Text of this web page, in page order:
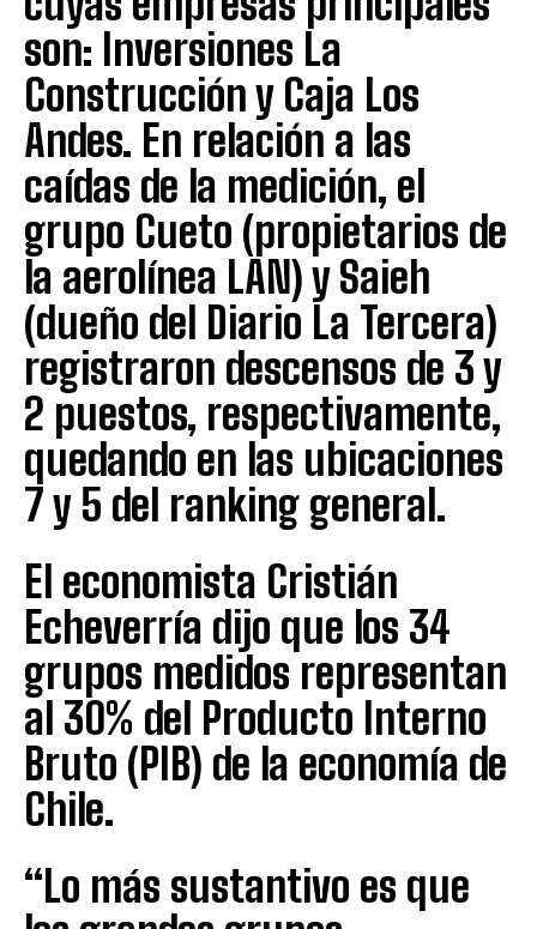
son: Inversiones La
Construcción y Caja Los
Andes. En relación a las
caídas de la medición, el
grupo Cueto (propietarios de
la aerolínea LAN) y Saieh
(dueño del Diario La Tercera)
registraron descensos de 3 y
2 puestos, respectivamente,
quedando en las ubicaciones
7 y 5 del ranking general.
El economista Cristián
Echeverría dijo que los 34
grupos medidos representan
al 30% del Producto Interno
Bruto (PIB) de la economía de
Chile.
“Lo más sustantivo es que